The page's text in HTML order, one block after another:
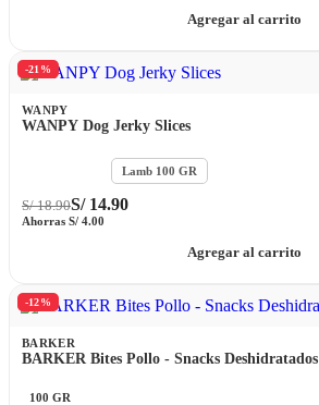
Agregar al carrito
-21%
WANPY
WANPY Dog Jerky Slices
Lamb 100 GR
S/18.90S/14.90
Ahorras S/ 4.00
Agregar al carrito
-12%
BARKER
BARKER Bites Pollo - Snacks Deshidratados
100 GR